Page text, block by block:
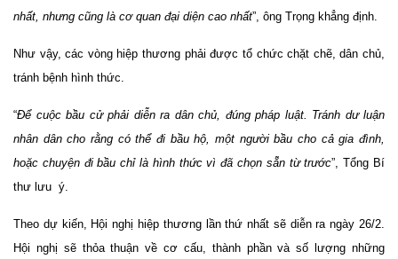
nhất, nhưng cũng là cơ quan đại diện cao nhất”, ông Trọng khẳng định.
Như vậy, các vòng hiệp thương phải được tổ chức chặt chẽ, dân chủ,
tránh bệnh hình thức.
“Để cuộc bầu cử phải diễn ra dân chủ, đúng pháp luật. Tránh dư luận
nhân dân cho rằng có thể đi bầu hộ, một người bầu cho cả gia đình,
hoặc chuyện đi bầu chỉ là hình thức vì đã chọn sẵn từ trước”, Tổng Bí
thư lưu ý.
Theo dự kiến, Hội nghị hiệp thương lần thứ nhất sẽ diễn ra ngày 26/2.
Hội nghị sẽ thỏa thuận về cơ cấu, thành phần và số lượng những